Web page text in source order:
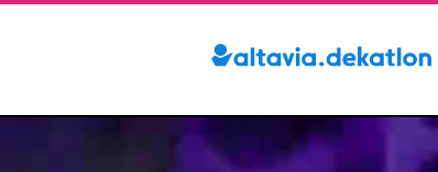
Sizi hedeflerinize ulaştıracak entegre sosyal medya çözümleri